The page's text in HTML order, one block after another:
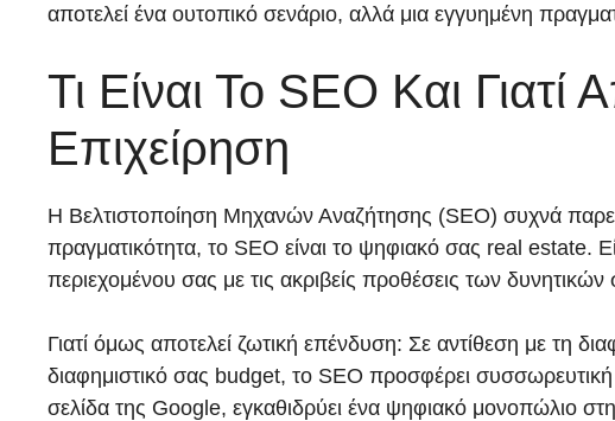
αποτελεί ένα ουτοπικό σενάριο, αλλά μια εγγυημένη
Τι Είναι Το SEO Και
Επιχείρηση
Η Βελτιστοποίηση Μηχανών Αναζήτησης (SEO) συχνά
πραγματικότητα, το SEO είναι το ψηφιακό σας real estate.
περιεχομένου σας με τις ακριβείς προθέσεις των
Γιατί όμως αποτελεί ζωτική επένδυση: Σε αντίθεση με τη
διαφημιστικό σας budget, το SEO προσφέρει
σελίδα της Google, εγκαθιδρύει ένα ψηφιακό μονοπώλιο